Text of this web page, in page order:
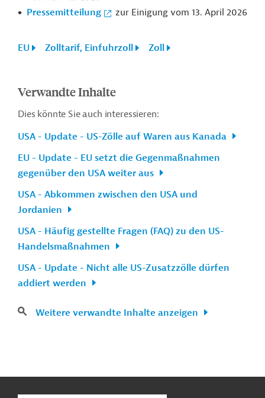
Pressemitteilung
zur Einigung vom 13. April 2026
EU Zolltarif, Einfuhrzoll Zoll
Verwandte Inhalte
Dies könnte Sie auch interessieren:
USA - Update - US-Zölle auf Waren aus Kanada
EU - Update - EU setzt die Gegenmaßnahmen
gegenüber den USA weiter aus
USA - Abkommen zwischen den USA und
Jordanien
USA - Häufig gestellte Fragen (FAQ) zu den US-
Handelsmaßnahmen
USA - Update - Nicht alle US-Zusatzzölle dürfen
addiert werden
Weitere verwandte Inhalte anzeigen